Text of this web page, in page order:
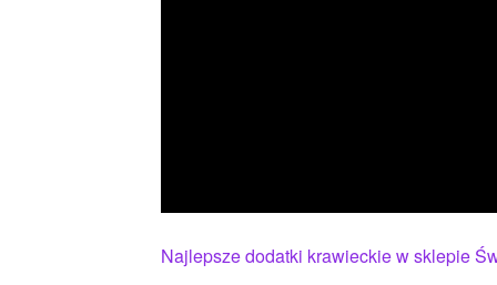
Najlepsze dodatki krawieckie w sklepie